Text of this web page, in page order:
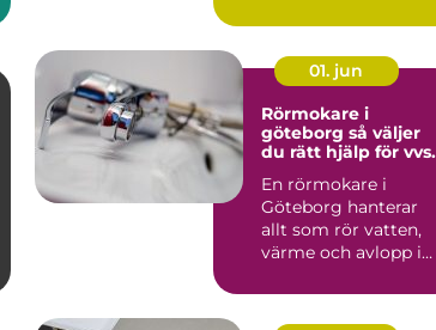
nä...
01. jun
Rörmokare i
göteborg så väljer
du rätt hjälp för vvs
En rörmokare i
Göteborg hanterar
allt som rör vatten,
värme och avlopp i
lägenheter och...